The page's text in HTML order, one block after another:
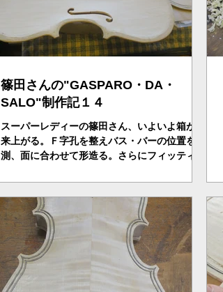
篠田さんの"GASPARO・DA・
SALO"制作記１４
スーパーレディーの篠田さん、いよいよ箱が出
来上がる。Ｆ字孔を整えバス・バーの位置を計
測、面に合わせて形造る。さらにフィッティン
よいよネックの工程に突き進む・・。